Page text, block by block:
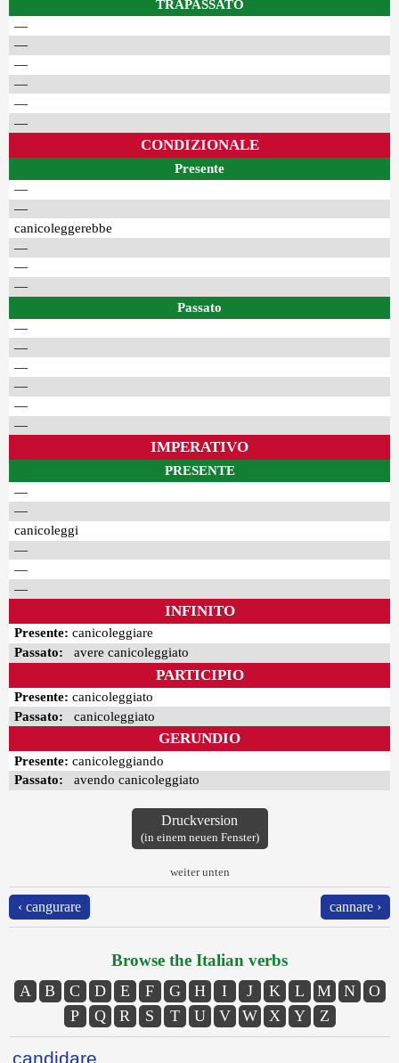
TRAPASSATO
—
—
—
—
—
—
CONDIZIONALE
Presente
—
—
canicoleggerebbe
—
—
—
Passato
—
—
—
—
—
—
IMPERATIVO
PRESENTE
—
—
canicoleggi
—
—
—
INFINITO
Presente: canicoleggiare
Passato: avere canicoleggiato
PARTICIPIO
Presente: canicoleggiato
Passato: canicoleggiato
GERUNDIO
Presente: canicoleggiando
Passato: avendo canicoleggiato
Druckversion
(in einem neuen Fenster)
weiter unten
‹ cangurare cannare ›
Browse the Italian verbs
A B C D E F G H I J K L M N
O
P
Q R S T U V W X Y Z
candidare